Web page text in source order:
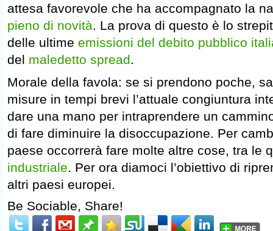
attesa favorevole che ha accompagnato la
pieno di novità . La prova di questo è lo
delle ultime emissioni del debito pubblico
del maledetto spread
Morale della favola: se si prendono poche,
misure in tempi brevi l’attuale congiuntura
dare una mano per intraprendere un
di fare diminuire la disoccupazione. Per
paese occorrerà fare molte altre cose, tra le
industriale . Per ora diamoci l’obiettivo di
altri paesi europei.
Be Sociable, Share!